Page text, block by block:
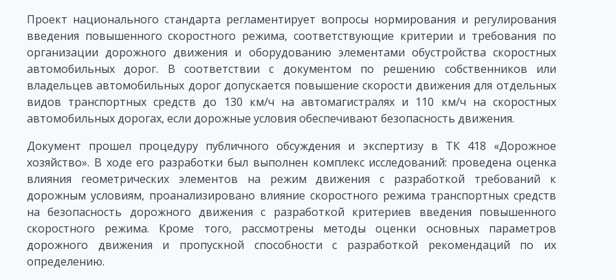
Проект национального стандарта регламентирует вопросы нормирования и регулирования
введения повышенного скоростного режима, соответствующие критерии и требования по
организации дорожного движения и оборудованию элементами обустройства скоростных
автомобильных дорог. В соответствии с документом по решению собственников или
владельцев автомобильных дорог допускается повышение скорости движения для отдельных
видов транспортных средств до 130 км/ч на автомагистралях и 110 км/ч на скоростных
автомобильных дорогах, если дорожные условия обеспечивают безопасность движения.
Документ прошел процедуру публичного обсуждения и экспертизу в ТК 418 «Дорожное
хозяйство». В ходе его разработки был выполнен комплекс исследований: проведена оценка
влияния геометрических элементов на режим движения с разработкой требований к
дорожным условиям, проанализировано влияние скоростного режима транспортных средств
на безопасность дорожного движения с разработкой критериев введения повышенного
скоростного режима. Кроме того, рассмотрены методы оценки основных параметров
дорожного движения и пропускной способности с разработкой рекомендаций по их
определению.